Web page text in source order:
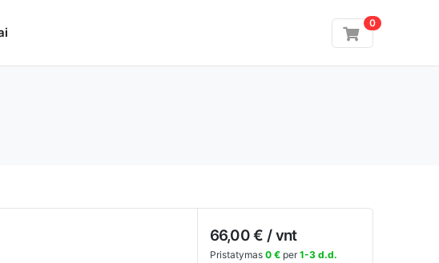
0
66,00 € / vnt
Pristatymas 0 €per 1-3 d.d.